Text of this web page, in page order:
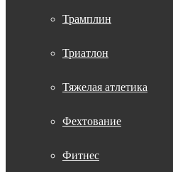
Трамплин
Триатлон
Тяжелая атлетика
Фехтование
Фитнес